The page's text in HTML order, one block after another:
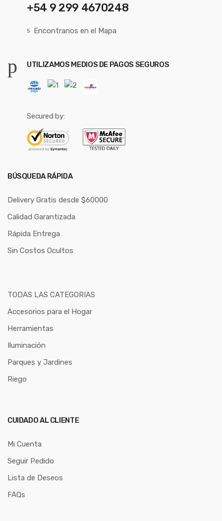
+54 9 299 4670248
Encontranos en el Mapa
UTILIZAMOS MEDIOS DE PAGOS SEGUROS
Secured by:
BÚSQUEDA RÁPIDA
Delivery Gratis desde $60000
Calidad Garantizada
Rápida Entrega
Sin Costos Ocultos
TODAS LAS CATEGORIAS
Accesorios para el Hogar
Herramientas
Iluminación
Parques y Jardines
Riego
CUIDADO AL CLIENTE
Mi Cuenta
Seguir Pedido
Lista de Deseos
FAQs